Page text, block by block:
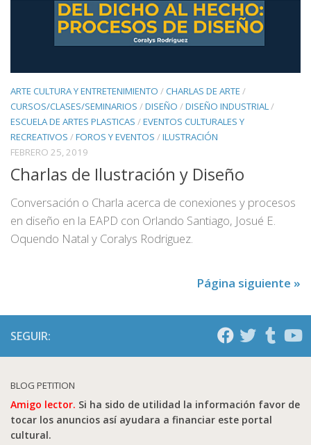
ARTE CULTURA Y ENTRETENIMIENTO /CHARLAS DE ARTE /
CURSOS/CLASES/SEMINARIOS /DISEÑO /DISEÑO INDUSTRIAL/
ESCUELA DE ARTES PLASTICAS /EVENTOS CULTURALES Y
RECREATIVOS /FOROS Y EVENTOS /ILUSTRACIÓN
FEBRERO 25, 2019
Charlas de Ilustración y Diseño
Conversación o Charla acerca de conexiones y procesos
en diseño en la EAPD con Orlando Santiago, Josué E.
Oquendo Natal y Coralys Rodriguez.
Página siguiente »
SEGUIR:
BLOG PETITION
Amigo lector. Si ha sido de utilidad la información favor de
tocar los anuncios así ayudara a financiar este portal
cultural.